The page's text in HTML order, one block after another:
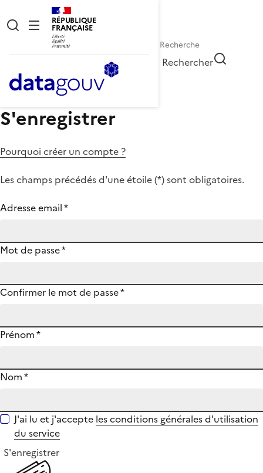
RÉPUBLIQUE
FRANÇAISE
Rechercher
S'enregistrer
Pourquoi créer un compte ?
Les champs précédés d'une étoile (*) sont obligatoires.
Adresse email*
Mot de passe*
Confirmer le mot de passe*
Prénom*
Nom*
J'ai lu et j'accepte les conditions générales d'utilisation
du service
S'enregistrer